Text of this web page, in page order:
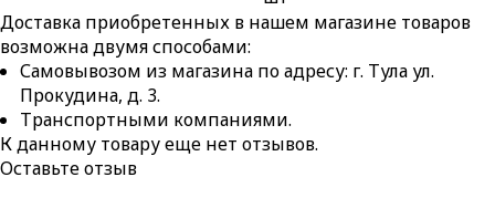
Доставка приобретенных в нашем магазине товаров
возможна двумя способами:
Самовывозом из магазина по адресу: г. Тула ул.
Прокудина, д. 3.
Транспортными компаниями.
К данному товару еще нет отзывов.
Оставьте отзыв